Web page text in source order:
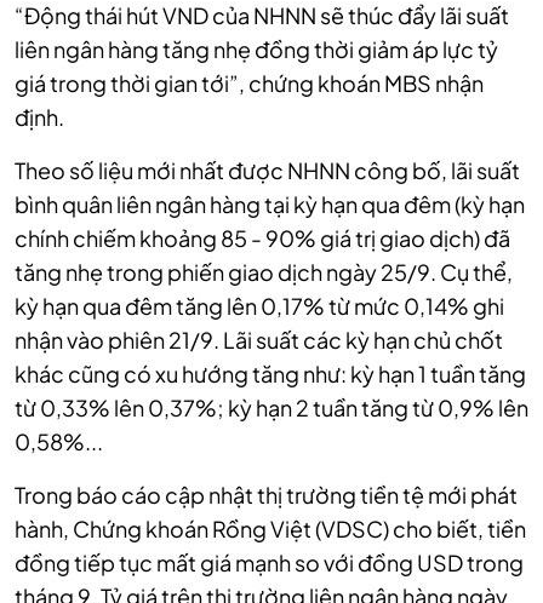
“Động thái hút VND của NHNN sẽ thúc đẩy lãi suất
liên ngân hàng tăng nhẹ đồng thời giảm áp lực tỷ
giá trong thời gian tới”, chứng khoán MBS nhận
định.
Theo số liệu mới nhất được NHNN công bố, lãi suất
bình quân liên ngân hàng tại kỳ hạn qua đêm (kỳ hạn
chính chiếm khoảng 85 - 90% giá trị giao dịch) đã
tăng nhẹ trong phiến giao dịch ngày 25/9. Cụ thể,
kỳ hạn qua đêm tăng lên 0,17% từ mức 0,14% ghi
nhận vào phiên 21/9. Lãi suất các kỳ hạn chủ chốt
khác cũng có xu hướng tăng như: kỳ hạn 1 tuần tăng
từ 0,33% lên 0,37%; kỳ hạn 2 tuần tăng từ 0,9% lên
0,58%...
Trong báo cáo cập nhật thị trường tiền tệ mới phát
hành, Chứng khoán Rồng Việt (VDSC) cho biết,tiền
đồng tiếp tục mất giá mạnh so với đồng USD trong
tháng 9. Tỷ giá trên thị trường liên ngân hàng ngày